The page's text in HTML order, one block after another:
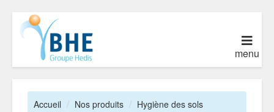
menu
Accueil Nos produits
Hygiène des sols